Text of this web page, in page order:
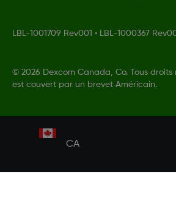
LBL-1001709 Rev001 • LBL-1000367
© 2026 Dexcom Canada, Co. Tous droits
est couvert par un brevet Américain.
CA